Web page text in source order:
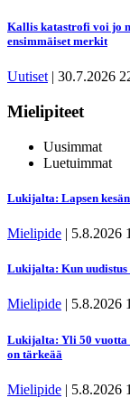
Kallis katastrofi voi jo
ensimmäiset merkit
Uutiset | 30.7.2026
Mielipiteet
Uusimmat
Luetuimmat
Lukijalta: Lapsen
Mielipide | 5.8.2026
Lukijalta: Kun uudistus
Mielipide | 5.8.2026
Lukijalta: Yli 50 vuotta
on tärkeää
Mielipide | 5.8.2026